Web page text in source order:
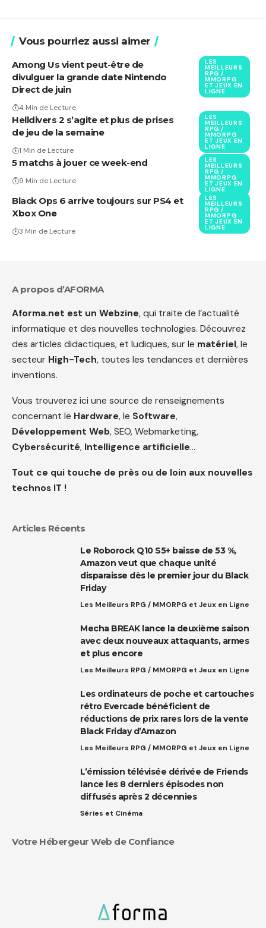
Vous pourriez aussi aimer
LES
MEILLEURS
RPG /
MMORPG
ET JEUX EN
LIGNE
Among Us vient peut-être de
divulguer la grande date Nintendo
Direct de juin
4 Min de Lecture
LES
MEILLEURS
RPG /
MMORPG
ET JEUX EN
LIGNE
Helldivers 2 s’agite et plus de prises
de jeu de la semaine
1 Min de Lecture
LES
MEILLEURS
RPG /
MMORPG
ET JEUX EN
LIGNE
5 matchs à jouer ce week-end
9 Min de Lecture
LES
MEILLEURS
RPG /
MMORPG
ET JEUX EN
LIGNE
Black Ops 6 arrive toujours sur PS4 et
Xbox One
3 Min de Lecture
A propos d’AFORMA
Aforma.net est un Webzine, qui traite de l’actualité
informatique et des nouvelles technologies. Découvrez
des articles didactiques, et ludiques, sur le matériel, le
secteur High-Tech, toutes les tendances et dernières
inventions.
Vous trouverez ici une source de renseignements
concernant le Hardware, le Software,
Développement Web, SEO, Webmarketing,
Cybersécurité, Intelligence artificielle…
Tout ce qui touche de près ou de loin aux nouvelles
technos IT !
Articles Récents
Le Roborock Q10 S5+ baisse de 53 %,
Amazon veut que chaque unité
disparaisse dès le premier jour du Black
Friday
Les Meilleurs RPG / MMORPG et Jeux en Ligne
Mecha BREAK lance la deuxième saison
avec deux nouveaux attaquants, armes
et plus encore
Les Meilleurs RPG / MMORPG et Jeux en Ligne
Les ordinateurs de poche et cartouches
rétro Evercade bénéficient de
réductions de prix rares lors de la vente
Black Friday d’Amazon
Les Meilleurs RPG / MMORPG et Jeux en Ligne
L’émission télévisée dérivée de Friends
lance les 8 derniers épisodes non
diffusés après 2 décennies
Séries et Cinéma
Votre Hébergeur Web de Confiance